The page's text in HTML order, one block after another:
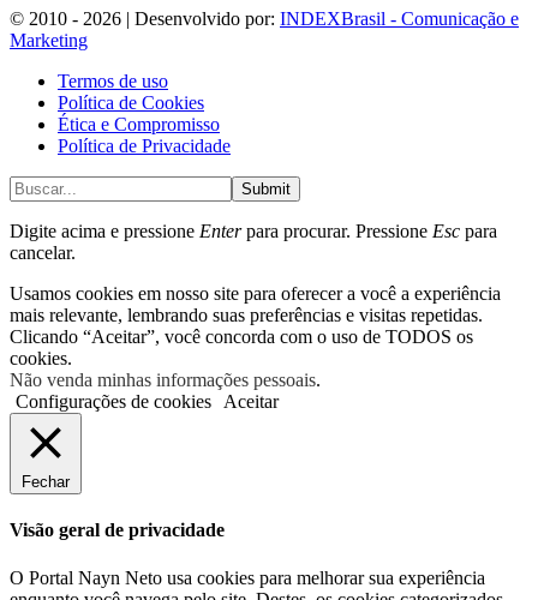
© 2010 - 2026 | Desenvolvido por: INDEXBrasil - Comunicação e
Marketing
Termos de uso
Política de Cookies
Ética e Compromisso
Política de Privacidade
Submit
Digite acima e pressione Enterpara procurar. Pressione Esc para
cancelar.
Usamos cookies em nosso site para oferecer a você a experiência
mais relevante, lembrando suas preferências e visitas repetidas.
Clicando “Aceitar”, você concorda com o uso de TODOS os
cookies.
Não venda minhas informações pessoais.
Configurações de cookies
Aceitar
Fechar
Visão geral de privacidade
O Portal Nayn Neto usa cookies para melhorar sua experiência